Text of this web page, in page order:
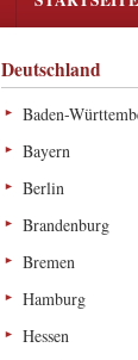
Deutschland
Baden-
Bayern
Berlin
Brandenburg
Bremen
Hamburg
Hessen